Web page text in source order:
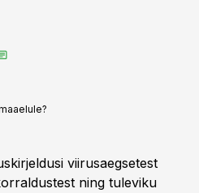
viirusaegsetest
ning tuleviku